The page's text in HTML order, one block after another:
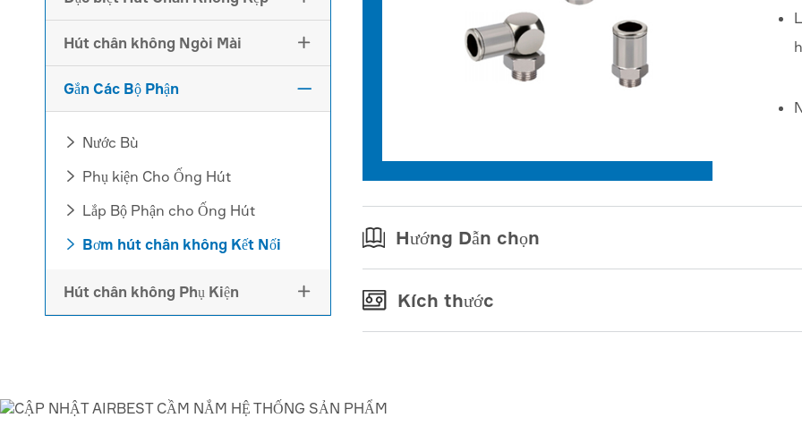
Hút chân không Ngòi Mài 
Gắn Các Bộ Phận 
 Nước Bù
 Phụ kiện Cho Ống Hút
 Lắp Bộ Phận cho Ống Hút
 Bơm hút chân không Kết Nối
Hút chân không Phụ Kiện 
Hướng Dẫn chọn
Kích thước